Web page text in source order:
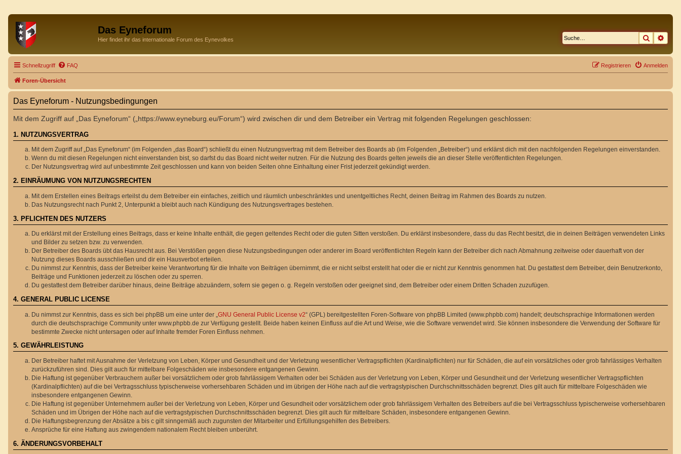
Das Eyneforum
Hier findet ihr das internationale Forum des Eynevolkes Suche
Schnellzugriff FAQ Anmelden
Registrieren
Foren-Übersicht
Das Eyneforum - Nutzungsbedingungen
Mit dem Zugriff auf „Das Eyneforum“ („https://www.eyneburg.eu/Forum“) wird zwischen dir und dem Betreiber ein Vertrag mit folgenden Regelungen geschlossen:
1. NUTZUNGSVERTRAG
Mit dem Zugriff auf „Das Eyneforum“ (im Folgenden „das Board“) schließt du einen Nutzungsvertrag mit dem Betreiber des Boards ab (im Folgenden „Betreiber“) und erklärst dich mit den nachfolgenden Regelungen einverstanden.
Wenn du mit diesen Regelungen nicht einverstanden bist, so darfst du das Board nicht weiter nutzen. Für die Nutzung des Boards gelten jeweils die an dieser Stelle veröffentlichten Regelungen.
Der Nutzungsvertrag wird auf unbestimmte Zeit geschlossen und kann von beiden Seiten ohne Einhaltung einer Frist jederzeit gekündigt werden.
2. EINRÄUMUNG VON NUTZUNGSRECHTEN
Mit dem Erstellen eines Beitrags erteilst du dem Betreiber ein einfaches, zeitlich und räumlich unbeschränktes und unentgeltliches Recht, deinen Beitrag im Rahmen des Boards zu nutzen.
Das Nutzungsrecht nach Punkt 2, Unterpunkt a bleibt auch nach Kündigung des Nutzungsvertrages bestehen.
3. PFLICHTEN DES NUTZERS
Du erklärst mit der Erstellung eines Beitrags, dass er keine Inhalte enthält, die gegen geltendes Recht oder die guten Sitten verstoßen. Du erklärst insbesondere, dass du das Recht besitzt, die in deinen Beiträgen verwendeten Links
und Bilder zu setzen bzw. zu verwenden.
Der Betreiber des Boards übt das Hausrecht aus. Bei Verstößen gegen diese Nutzungsbedingungen oder anderer im Board veröffentlichten Regeln kann der Betreiber dich nach Abmahnung zeitweise oder dauerhaft von der
Nutzung dieses Boards ausschließen und dir ein Hausverbot erteilen.
Du nimmst zur Kenntnis, dass der Betreiber keine Verantwortung für die Inhalte von Beiträgen übernimmt, die er nicht selbst erstellt hat oder die er nicht zur Kenntnis genommen hat. Du gestattest dem Betreiber, dein Benutzerkonto,
Beiträge und Funktionen jederzeit zu löschen oder zu sperren.
Du gestattest dem Betreiber darüber hinaus, deine Beiträge abzuändern, sofern sie gegen o. g. Regeln verstoßen oder geeignet sind, dem Betreiber oder einem Dritten Schaden zuzufügen.
4. GENERAL PUBLIC LICENSE
Du nimmst zur Kenntnis, dass es sich bei phpBB um eine unter der „ GNU General Public License v2“ (GPL) bereitgestellten Foren-Software von phpBB Limited (www.phpbb.com) handelt; deutschsprachige Informationen werden
durch die deutschsprachige Community unter www.phpbb.de zur Verfügung gestellt. Beide haben keinen Einfluss auf die Art und Weise, wie die Software verwendet wird. Sie können insbesondere die Verwendung der Software für
bestimmte Zwecke nicht untersagen oder auf Inhalte fremder Foren Einfluss nehmen.
5. GEWÄHRLEISTUNG
Der Betreiber haftet mit Ausnahme der Verletzung von Leben, Körper und Gesundheit und der Verletzung wesentlicher Vertragspflichten (Kardinalpflichten) nur für Schäden, die auf ein vorsätzliches oder grob fahrlässiges Verhalten
zurückzuführen sind. Dies gilt auch für mittelbare Folgeschäden wie insbesondere entgangenen Gewinn.
Die Haftung ist gegenüber Verbrauchern außer bei vorsätzlichem oder grob fahrlässigem Verhalten oder bei Schäden aus der Verletzung von Leben, Körper und Gesundheit und der Verletzung wesentlicher Vertragspflichten
(Kardinalpflichten) auf die bei Vertragsschluss typischerweise vorhersehbaren Schäden und im übrigen der Höhe nach auf die vertragstypischen Durchschnittsschäden begrenzt. Dies gilt auch für mittelbare Folgeschäden wie
insbesondere entgangenen Gewinn.
Die Haftung ist gegenüber Unternehmern außer bei der Verletzung von Leben, Körper und Gesundheit oder vorsätzlichem oder grob fahrlässigem Verhalten des Betreibers auf die bei Vertragsschluss typischerweise vorhersehbaren
Schäden und im Übrigen der Höhe nach auf die vertragstypischen Durchschnittsschäden begrenzt. Dies gilt auch für mittelbare Schäden, insbesondere entgangenen Gewinn.
Die Haftungsbegrenzung der Absätze a bis c gilt sinngemäß auch zugunsten der Mitarbeiter und Erfüllungsgehilfen des Betreibers.
Ansprüche für eine Haftung aus zwingendem nationalem Recht bleiben unberührt.
6. ÄNDERUNGSVORBEHALT